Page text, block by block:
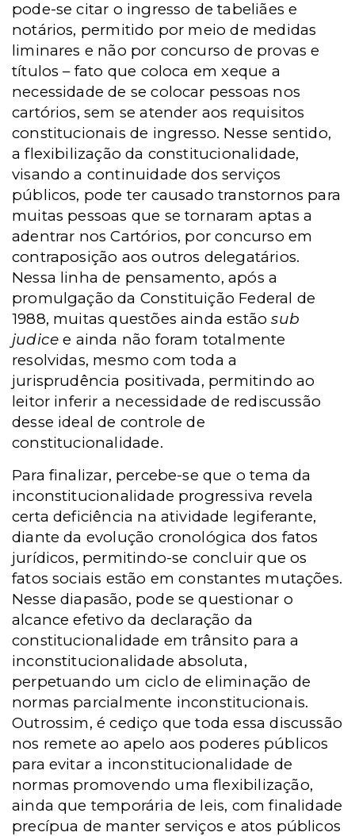
pode-se citar o ingresso de tabeliães e
notários, permitido por meio de medidas
liminares e não por concurso de provas e
títulos – fato que coloca em xeque a
necessidade de se colocar pessoas nos
cartórios, sem se atender aos requisitos
constitucionais de ingresso. Nesse sentido,
a flexibilização da constitucionalidade,
visando a continuidade dos serviços
públicos, pode ter causado transtornos para
muitas pessoas que se tornaram aptas a
adentrar nos Cartórios, por concurso em
contraposição aos outros delegatários.
Nessa linha de pensamento, após a
promulgação da Constituição Federal de
1988, muitas questões ainda estãosub
judice e ainda não foram totalmente
resolvidas, mesmo com toda a
jurisprudência positivada, permitindo ao
leitor inferir a necessidade de rediscussão
desse ideal de controle de
constitucionalidade.
Para finalizar, percebe-se que o tema da
inconstitucionalidade progressiva revela
certa deficiência na atividade legiferante,
diante da evolução cronológica dos fatos
jurídicos, permitindo-se concluir que os
fatos sociais estão em constantes mutações.
Nesse diapasão, pode se questionar o
alcance efetivo da declaração da
constitucionalidade em trânsito para a
inconstitucionalidade absoluta,
perpetuando um ciclo de eliminação de
normas parcialmente inconstitucionais.
Outrossim, é cediço que toda essa discussão
nos remete ao apelo aos poderes públicos
para evitar a inconstitucionalidade de
normas promovendo uma flexibilização,
ainda que temporária de leis, com finalidade
precípua de manter serviços e atos públicos